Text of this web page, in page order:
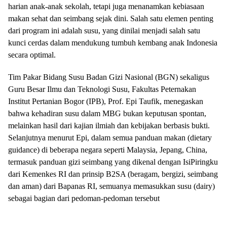
harian anak-anak sekolah, tetapi juga menanamkan kebiasaan
makan sehat dan seimbang sejak dini. Salah satu elemen penting
dari program ini adalah susu, yang dinilai menjadi salah satu
kunci cerdas dalam mendukung tumbuh kembang anak Indonesia
secara optimal.
Tim Pakar Bidang Susu Badan Gizi Nasional (BGN) sekaligus
Guru Besar Ilmu dan Teknologi Susu, Fakultas Peternakan
Institut Pertanian Bogor (IPB), Prof. Epi Taufik, menegaskan
bahwa kehadiran susu dalam MBG bukan keputusan spontan,
melainkan hasil dari kajian ilmiah dan kebijakan berbasis bukti.
Selanjutnya menurut Epi, dalam semua panduan makan (dietary
guidance) di beberapa negara seperti Malaysia, Jepang, China,
termasuk panduan gizi seimbang yang dikenal dengan IsiPiringku
dari Kemenkes RI dan prinsip B2SA (beragam, bergizi, seimbang
dan aman) dari Bapanas RI, semuanya memasukkan susu (dairy)
sebagai bagian dari pedoman-pedoman tersebut